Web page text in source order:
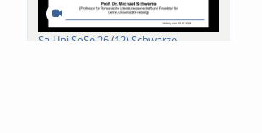
Sa-Uni SoSe 26 (12) Schwarze